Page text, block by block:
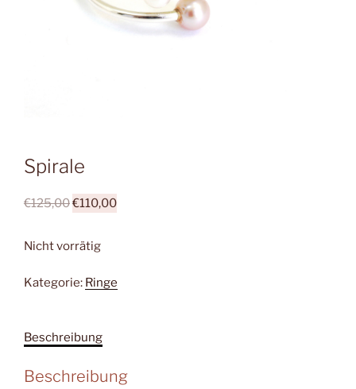
Spirale
€125,00Ursprünglicher
war:
€110,00Aktueller
Nicht vorrätig
Kategorie: Ringe
Beschreibung
Beschreibung